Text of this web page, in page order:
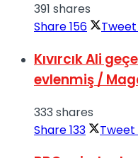
391 shares
Share156 Tweet
Kıvırcık Ali
evlenmiş /
333 shares
Share133 Tweet